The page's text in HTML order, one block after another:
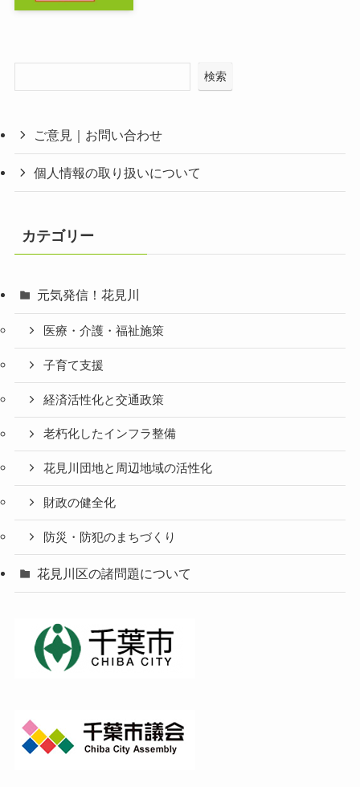
検索
ご意見｜お問い合わせ
個人情報の取り扱いについて
カテゴリー
元気発信！花見川
医療・介護・福祉施策
子育て支援
経済活性化と交通政策
老朽化したインフラ整備
花見川団地と周辺地域の活性化
財政の健全化
防災・防犯のまちづくり
花見川区の諸問題について